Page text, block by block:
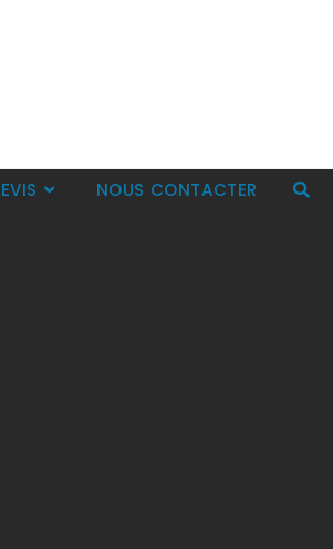
NOUS CONTACTER